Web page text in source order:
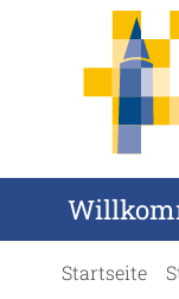
Startseite